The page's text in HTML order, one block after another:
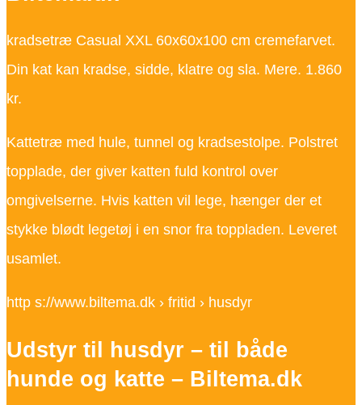
kradsetræ Casual XXL 60x60x100 cm cremefarvet.
Din kat kan kradse, sidde, klatre og sla. Mere. 1.860
kr.
Kattetræ med hule, tunnel og kradsestolpe. Polstret
topplade, der giver katten fuld kontrol over
omgivelserne. Hvis katten vil lege, hænger der et
stykke blødt legetøj i en snor fra toppladen. Leveret
usamlet.
http s://www.biltema.dk › fritid › husdyr
Udstyr til husdyr – til både
hunde og katte – Biltema.dk